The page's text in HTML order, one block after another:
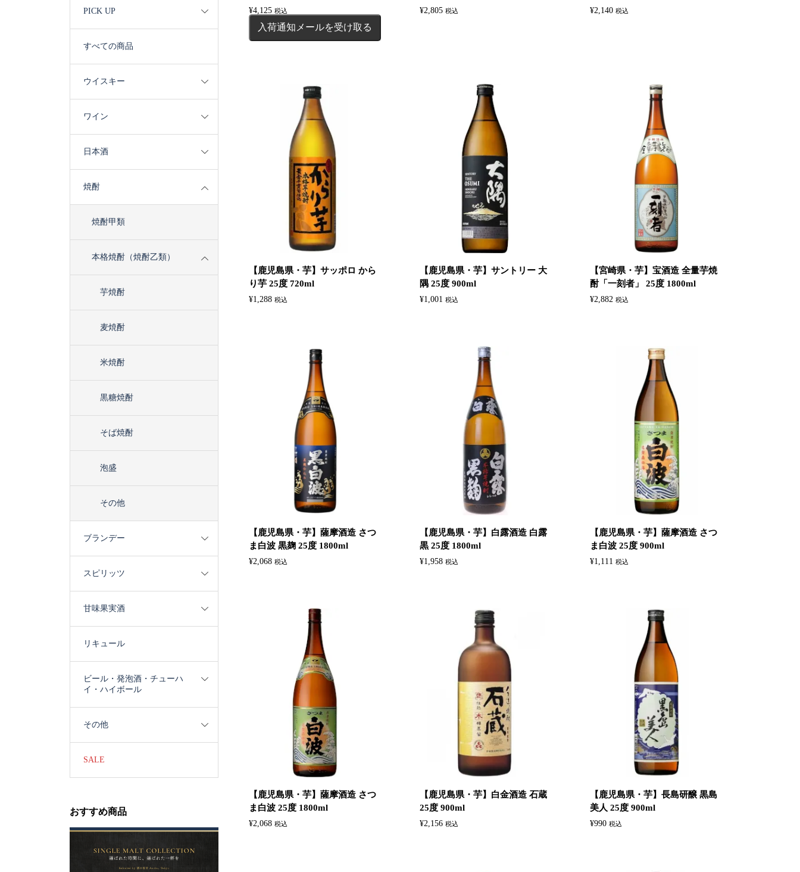
¥4,125 税込
入荷通知メールを受け取る
¥2,805 税込 ¥2,140 税込
【鹿児島県・芋】サッポロ から
り芋 25度 720ml
¥1,288 税込
【鹿児島県・芋】サントリー 大
隅 25度 900ml
¥1,001 税込
【宮崎県・芋】‎宝酒造 全量芋焼
酎「一刻者」 25度 1800ml
¥2,882 税込
【鹿児島県・芋】‎薩摩酒造 さつ
ま白波 黒麹 25度 1800ml
¥2,068 税込
【鹿児島県・芋】白露酒造 ‎白露
黒 25度 1800ml
¥1,958 税込
【鹿児島県・芋】‎薩摩酒造 さつ
ま白波 25度 900ml
¥1,111 税込
【鹿児島県・芋】‎薩摩酒造 さつ
ま白波 25度 1800ml
¥2,068 税込
【鹿児島県・芋】白金酒造 石蔵
25度 900ml
¥2,156 税込
【鹿児島県・芋】長島研醸 黒島
美人 25度 900ml
¥990 税込
PICK UP
すべての商品
ウイスキー
ワイン
日本酒
焼酎
焼酎甲類
本格焼酎（焼酎乙類）
芋焼酎
麦焼酎
米焼酎
黒糖焼酎
そば焼酎
泡盛
その他
ブランデー
スピリッツ
甘味果実酒
リキュール
ビール・発泡酒・チューハ
イ・ハイボール
その他
SALE
おすすめ商品